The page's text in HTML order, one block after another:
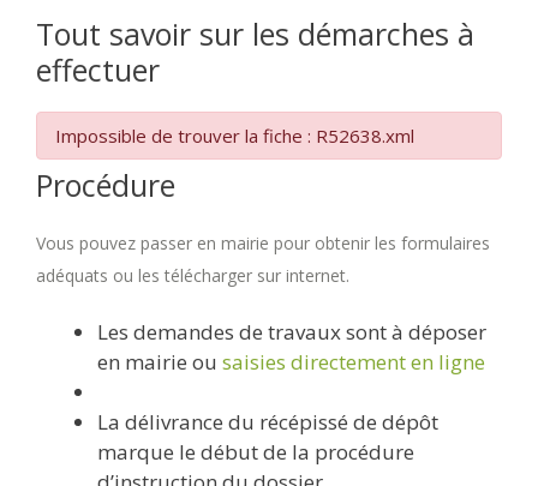
Tout savoir sur les démarches à
effectuer
Impossible de trouver la fiche : R52638.xml
Procédure
Vous pouvez passer en mairie pour obtenir les formulaires
adéquats ou les télécharger sur internet.
Les demandes de travaux sont à déposer
en mairie ou saisies directement en ligne
La délivrance du récépissé de dépôt
marque le début de la procédure